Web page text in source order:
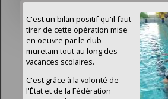
C'est un bilan positif qu'il faut
tirer de cette opération mise
en oeuvre par le club
muretain tout au long des
vacances scolaires.
C'est grâce à la volonté de
l'État et de la Fédération